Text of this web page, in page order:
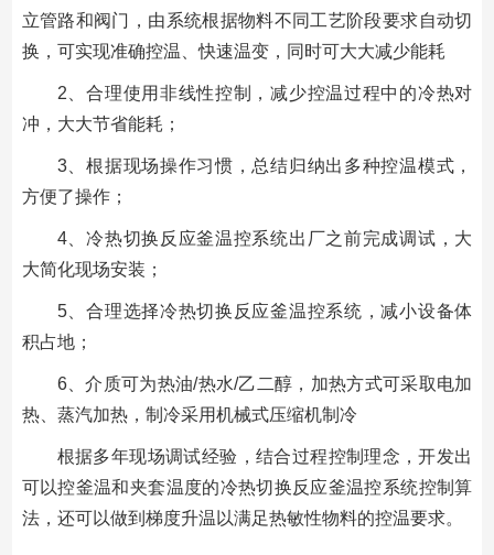
立管路和阀门，由系统根据物料不同工艺阶段要求自动切
换，可实现准确控温、快速温变，同时可大大减少能耗
2、合理使用非线性控制，减少控温过程中的冷热对
冲，大大节省能耗；
3、根据现场操作习惯，总结归纳出多种控温模式，
方便了操作；
4、冷热切换反应釜温控系统出厂之前完成调试，大
大简化现场安装；
5、合理选择冷热切换反应釜温控系统，减小设备体
积占地；
6、介质可为热油/热水/乙二醇，加热方式可采取电加
热、蒸汽加热，制冷采用机械式压缩机制冷
根据多年现场调试经验，结合过程控制理念，开发出
可以控釜温和夹套温度的冷热切换反应釜温控系统控制算
法，还可以做到梯度升温以满足热敏性物料的控温要求。